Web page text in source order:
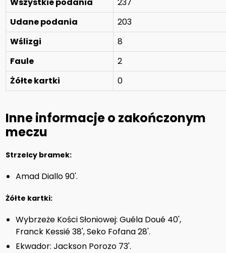
Wszystkie podania
237
Udane podania
203
Wślizgi
8
Faule
2
Żółte kartki
0
Inne informacje o zakończonym
meczu
Strzelcy bramek:
Amad Diallo 90'.
Żółte kartki:
Wybrzeże Kości Słoniowej: Guéla Doué 40',
Franck Kessié 38', Seko Fofana 28'.
Ekwador: Jackson Porozo 73'.